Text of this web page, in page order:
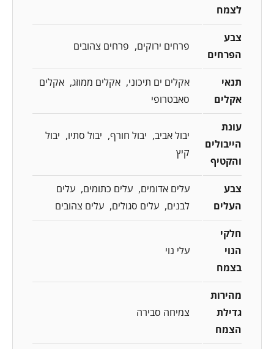
לצמח
צבע
הפרחים
פרחים ירוקים פרחים צהובים
תנאי
אקלים
אקלים ים תיכוני אקלים ממוזג אקלים
סאבטרופי
עונת
הייבולים
והקטיף
יבול אביב יבול חורף יבול סתיו
יבול
קיץ
צבע
העלים
עלים אדומים עלים כתומים
עלים
לבנים
עלים סגולים עלים צהובים
חלקי
הנוי
בצמח
עלי נוי
מהירות
גדילת
הצמח
צמיחה סבירה